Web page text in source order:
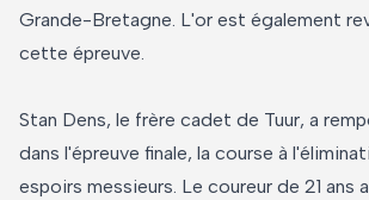
Grande-Bretagne. L'or est également
cette épreuve.
Stan Dens, le frère cadet de Tuur, a
dans l'épreuve finale, la course à
espoirs messieurs. Le coureur de 21 ans